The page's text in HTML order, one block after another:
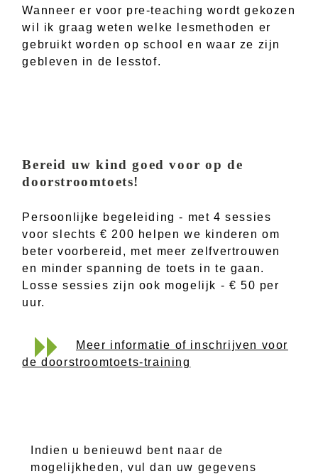
Wanneer er voor pre-teaching wordt gekozen
wil ik graag weten welke lesmethoden er
gebruikt worden op school en waar ze zijn
gebleven in de lesstof.
Bereid uw kind goed voor op de
doorstroomtoets!
Persoonlijke begeleiding - met 4 sessies
voor slechts € 200 helpen we kinderen om
beter voorbereid, met meer zelfvertrouwen
en minder spanning de toets in te gaan.
Losse sessies zijn ook mogelijk - € 50 per
uur.
Meer informatie of inschrijven voor
de doorstroomtoets-training
Indien u benieuwd bent naar de
mogelijkheden, vul dan uw gegevens